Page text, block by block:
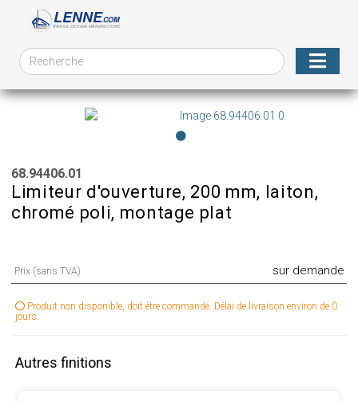
68.94406.01
Limiteur d'ouverture, 200 mm, laiton,
chromé poli, montage plat
Prix (sans TVA) sur demande
Produit non disponible, doit être commandé. Délai de livraison environ de 0
jours.
Autres finitions